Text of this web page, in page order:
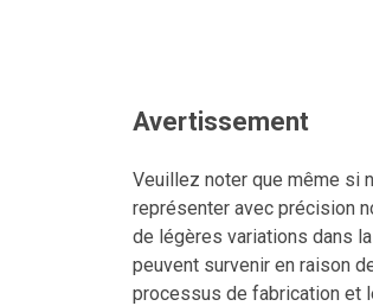
Avertissement
Veuillez noter que même si
représenter avec précision
de légères variations dans
peuvent survenir en raison
processus de fabrication et